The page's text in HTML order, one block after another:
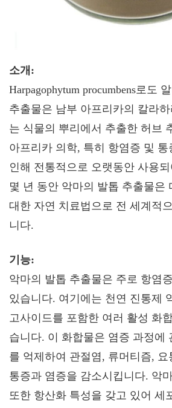
소개:
Harpagophytum procumbens로도
추출물은 남부 아프리카의 칼라
는 식물의 뿌리에서 추출한 허브
아프리카 의학, 특히 항염증 및
인해 전통적으로 오랫동안 사용
몇 년 동안 악마의 발톱 추출물은
대한 자연 치료법으로 전 세계적
니다.
기능:
악마의 발톱 추출물은 주로 항염
있습니다. 여기에는 천연 진통제
고사이드를 포함한 여러 활성 화
습니다. 이 화합물은 염증 과정에
를 억제하여 관절염, 류머티즘, 요
통증과 염증을 감소시킵니다. 악
또한 항산화 특성을 갖고 있어 세